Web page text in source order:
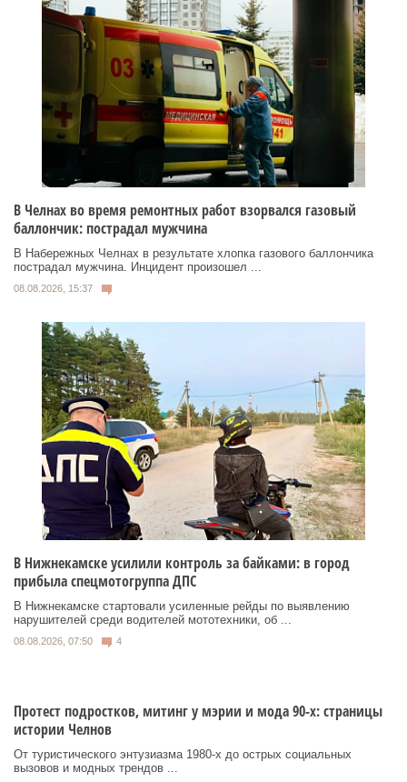
В Челнах во время ремонтных работ взорвался газовый
баллончик: пострадал мужчина
В Набережных Челнах в результате хлопка газового баллончика
пострадал мужчина. Инцидент произошел ...
08.08.2026, 15:37
В Нижнекамске усилили контроль за байками: в город
прибыла спецмотогруппа ДПС
В Нижнекамске стартовали усиленные рейды по выявлению
нарушителей среди водителей мототехники, об ...
08.08.2026, 07:50 4
Протест подростков, митинг у мэрии и мода 90-х: страницы
истории Челнов
От туристического энтузиазма 1980‑х до острых социальных
вызовов и модных трендов ...